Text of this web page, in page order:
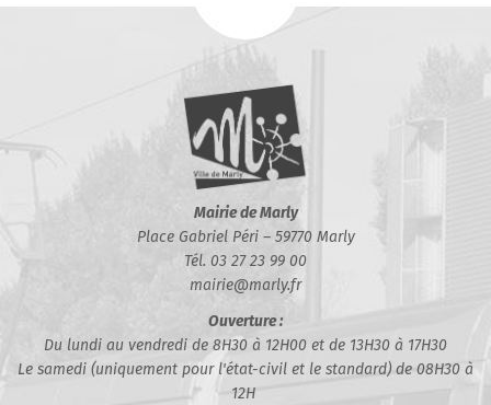
Mairie de Marly
Place Gabriel Péri – 59770 Marly
Tél. 03 27 23 99 00
mairie@marly.fr
Ouverture :
Du lundi au vendredi de 8H30 à 12H00 et de 13H30 à 17H30
Le samedi (uniquement pour l'état-civil et le standard) de 08H30 à
12H